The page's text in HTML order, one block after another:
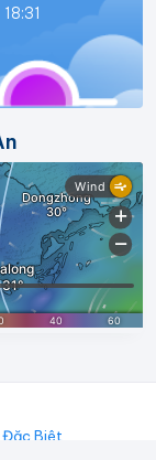
18:31
Đặc Biệt